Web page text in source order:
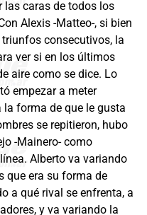
las caras de todos los
Alexis -Matteo-, si bien
consecutivos, la
ver si en los últimos
aire como se dice. Lo
empezar a meter
forma de que le gusta
se repitieron, hubo
-Mainero- como
Alberto va variando
que era su forma de
a qué rival se enfrenta, a
y va variando la